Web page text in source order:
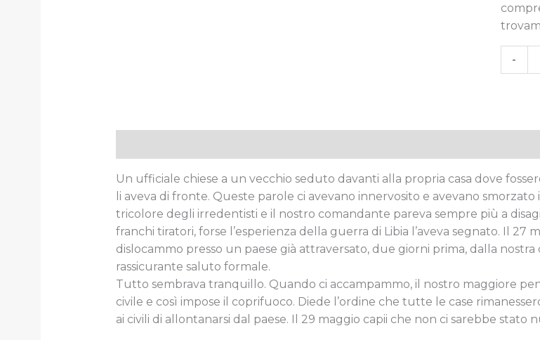
-
Un ufficiale chiese a un vecchio seduto davanti alla propria casa dove
li aveva di fronte. Queste parole ci avevano innervosito e avevano
tricolore degli irredentisti e il nostro comandante pareva sempre più a
franchi tiratori, forse l’esperienza della guerra di Libia l’aveva segnato. Il 27
dislocammo presso un paese già attraversato, due giorni prima, dalla
rassicurante saluto formale.
Tutto sembrava tranquillo. Quando ci accampammo, il nostro maggiore
civile e così impose il coprifuoco. Diede l’ordine che tutte le case
ai civili di allontanarsi dal paese. Il 29 maggio capii che non ci sarebbe stato